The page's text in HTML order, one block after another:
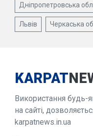
Дніпропетровська
Львів Черкаська
KARPAT
Використання будь-
на сайті,
karpatnews.in.ua